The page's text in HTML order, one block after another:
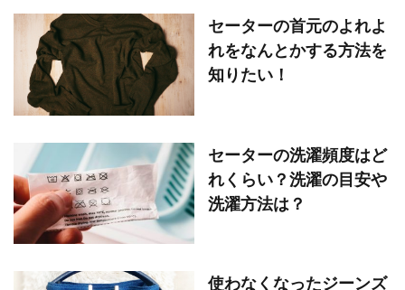
セーターの首元のよれよ
れをなんとかする方法を
知りたい！
セーターの洗濯頻度はど
れくらい？洗濯の目安や
洗濯方法は？
使わなくなったジーンズ